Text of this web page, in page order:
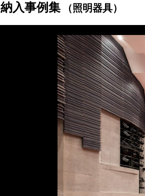
納入事例集 （照明器具）